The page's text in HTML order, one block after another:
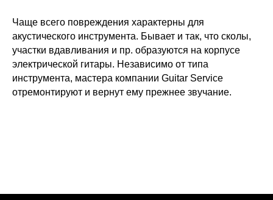
Чаще всего повреждения характерны для
акустического инструмента. Бывает и так, что сколы,
участки вдавливания и пр. образуются на корпусе
электрической гитары. Независимо от типа
инструмента, мастера компании Guitar Service
отремонтируют и вернут ему прежнее звучание.